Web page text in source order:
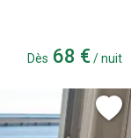
Dès 68 € / nuit